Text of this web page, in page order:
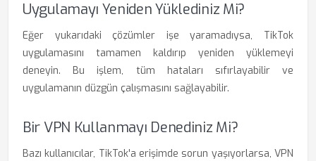
Uygulamayı Yeniden Yüklediniz Mi?
Eğer yukarıdaki çözümler işe yaramadıysa, TikTok
uygulamasını tamamen kaldırıp yeniden yüklemeyi
deneyin. Bu işlem, tüm hataları sıfırlayabilir ve
uygulamanın düzgün çalışmasını sağlayabilir.
Bir VPN Kullanmayı Denediniz Mi?
Bazı kullanıcılar, TikTok'a erişimde sorun yaşıyorlarsa, VPN